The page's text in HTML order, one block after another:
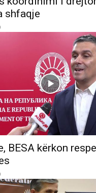
shfaqje
BESA kërkon